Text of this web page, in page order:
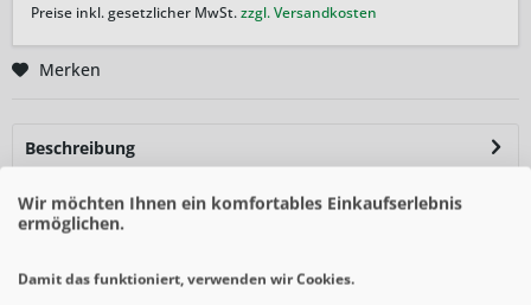
Preise inkl. gesetzlicher MwSt.zzgl. Versandkosten
Merken
Beschreibung
platziert oder direkt...mehr
Wir möchten Ihnen ein komfortables Einkaufserlebnis
ermöglichen.
Damit das funktioniert, verwenden wir Cookies.